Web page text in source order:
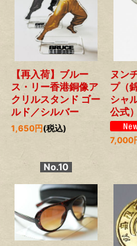
【再入荷】ブルー
ス・リー香港銅像ア
クリルスタンド ゴー
ルド／シルバー
1,650円(税込)
ヌン
プ（
シャ
公式）
7,000
No.10